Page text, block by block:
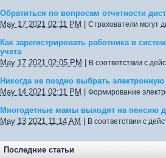
Обратиться по вопросам отчетности
May 17 2021 02:11 PM
Страхователи могут
Как зарегистрировать работника в
учета
May 17 2021 02:05 PM
В соответствии с
Никогда не поздно выбрать
May 14 2021 02:11 PM
Формирование
Многодетные мамы выходят на пенсию
May 13 2021 11:14 AM
В соответствии с
Последние статьи